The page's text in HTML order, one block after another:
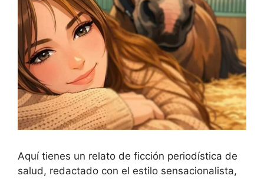
Aquí tienes un relato de ficción periodística de
salud, redactado con el estilo sensacionalista,